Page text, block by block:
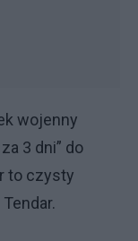
wojenny
3 dni” do
to czysty